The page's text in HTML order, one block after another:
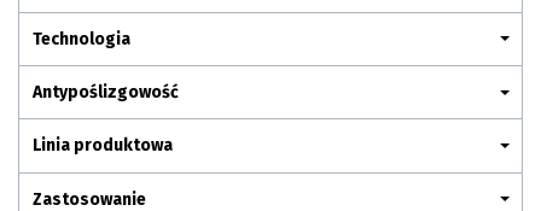
Technologia
Antypoślizgowość
Linia produktowa
Zastosowanie